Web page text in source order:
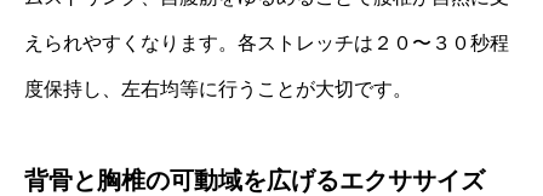
えられやすくなります。各ストレッチは２０〜３０秒程
度保持し、左右均等に行うことが大切です。
背骨と胸椎の可動域を広げるエクササイズ